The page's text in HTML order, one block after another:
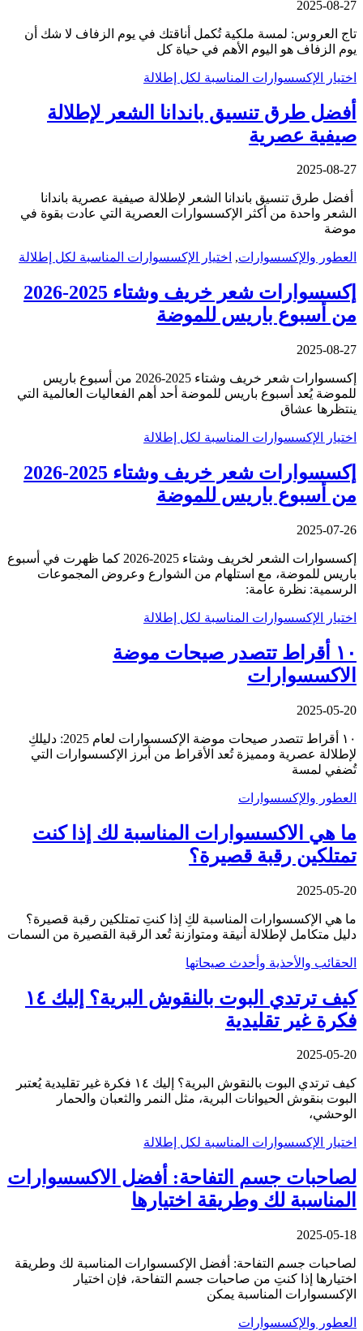
2025-08-27
تاج العروس: لمسة ملكية تُكمل أناقتك في يوم الزفاف لا شك أن
يوم الزفاف هو اليوم الأهم في حياة كل
اختيار الإكسسوارات المناسبة لكل إطلالة
أفضل طرق تنسيق باندانا الشعر لإطلالة
صيفية عصرية
2025-08-27
أفضل طرق تنسيق باندانا الشعر لإطلالة صيفية عصرية باندانا
الشعر واحدة من أكثر الإكسسوارات العصرية التي عادت بقوة في
موضة
العطور والإكسسوارات, اختيار الإكسسوارات المناسبة لكل إطلالة
إكسسوارات شعر خريف وشتاء 2025-2026
من أسبوع باريس للموضة
2025-08-27
إكسسوارات شعر خريف وشتاء 2025-2026 من أسبوع باريس
للموضة يُعد أسبوع باريس للموضة أحد أهم الفعاليات العالمية التي
ينتظرها عشاق
اختيار الإكسسوارات المناسبة لكل إطلالة
إكسسوارات شعر خريف وشتاء 2025-2026
من أسبوع باريس للموضة
2025-07-26
إكسسوارات الشعر لخريف وشتاء 2025‑2026 كما ظهرت في أسبوع
باريس للموضة، مع استلهام من الشوارع وعروض المجموعات
الرسمية: نظرة عامة:
اختيار الإكسسوارات المناسبة لكل إطلالة
١٠ أقراط تتصدر صيحات موضة
الاكسسوارات
2025-05-20
١٠ أقراط تتصدر صيحات موضة الإكسسوارات لعام 2025: دليلكِ
لإطلالة عصرية ومميزة تُعد الأقراط من أبرز الإكسسوارات التي
تُضفي لمسة
العطور والإكسسوارات
ما هي الاكسسوارات المناسبة لك إذا كنت
تمتلكين رقبة قصيرة؟
2025-05-20
ما هي الإكسسوارات المناسبة لكِ إذا كنتِ تمتلكين رقبة قصيرة؟
دليل متكامل لإطلالة أنيقة ومتوازنة تُعد الرقبة القصيرة من السمات
الحقائب والأحذية وأحدث صيحاتها
كيف ترتدي البوت بالنقوش البرية؟ إليك ١٤
فكرة غير تقليدية
2025-05-20
كيف ترتدي البوت بالنقوش البرية؟ إليك ١٤ فكرة غير تقليدية يُعتبر
البوت بنقوش الحيوانات البرية، مثل النمر والثعبان والحمار
الوحشي،
اختيار الإكسسوارات المناسبة لكل إطلالة
لصاحبات جسم التفاحة: أفضل الاكسسوارات
المناسبة لك وطريقة اختيارها
2025-05-18
لصاحبات جسم التفاحة: أفضل الإكسسوارات المناسبة لك وطريقة
اختيارها إذا كنتِ من صاحبات جسم التفاحة، فإن اختيار
الإكسسوارات المناسبة يمكن
العطور والإكسسوارات